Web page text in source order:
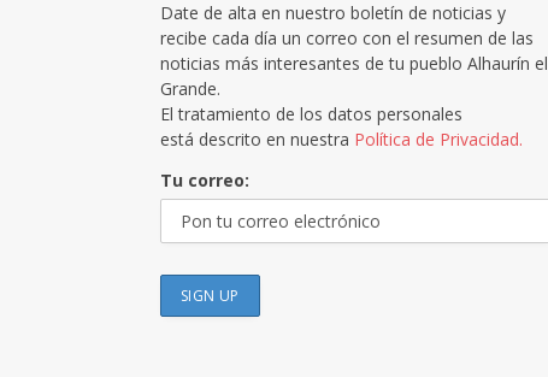
Date de alta en nuestro boletín de noticias y
recibe cada día un correo con el resumen de las
noticias más interesantes de tu pueblo Alhaurín el
Grande.
El tratamiento de los datos personales
está descrito en nuestra Política de Privacidad.
Tu correo: